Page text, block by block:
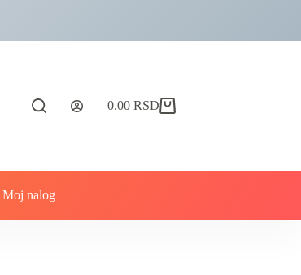
0.00 RSD
Moj nalog